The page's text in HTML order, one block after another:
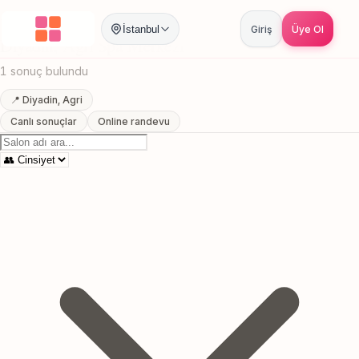
İstanbul Giriş Üye Ol
Anasayfa / Agri Diyadin Spa Merkezi
Diyadin, Agri Spa Merkezi
1 sonuç bulundu
📍 Diyadin, Agri
Canlı sonuçlar
Online randevu